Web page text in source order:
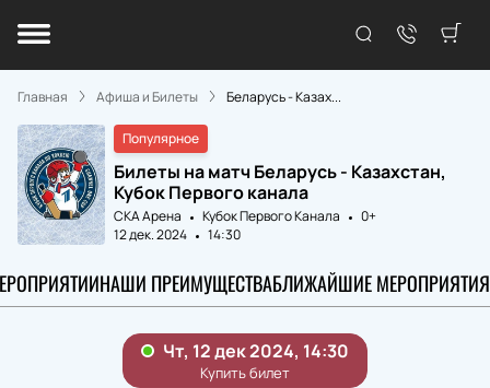
Главная Афиша и Билеты Беларусь - Казах...
Популярное
Билеты на матч Беларусь - Казахстан,
Кубок Первого канала
СКА Арена Кубок Первого Канала
0+
12 дек. 2024
14:30
НАШИ ПРЕИМУЩЕСТВАБЛИЖАЙШИЕ МЕРОПРИЯТИЯ